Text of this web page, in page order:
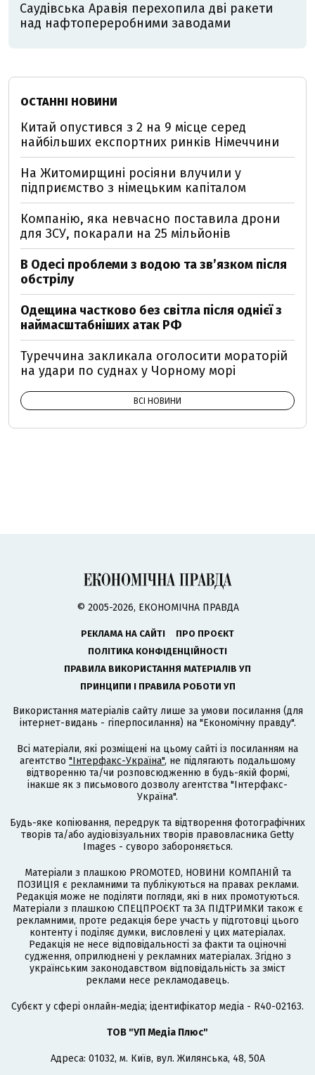
Саудівська Аравія перехопила дві ракети
над нафтопереробними заводами
ОСТАННІ НОВИНИ
Китай опустився з 2 на 9 місце серед
найбільших експортних ринків Німеччини
На Житомирщині росіяни влучили у
підприємство з німецьким капіталом
Компанію, яка невчасно поставила дрони
для ЗСУ, покарали на 25 мільйонів
В Одесі проблеми з водою та звʼязком після
обстрілу
Одещина частково без світла після однієї з
наймасштабніших атак РФ
Туреччина закликала оголосити мораторій
на удари по суднах у Чорному морі
ВСІ НОВИНИ
© 2005-2026, ЕКОНОМІЧНА ПРАВДА
РЕКЛАМА НА САЙТІ
ПРО ПРОЄКТ
ПОЛІТИКА КОНФІДЕНЦІЙНОСТІ
ПРАВИЛА ВИКОРИСТАННЯ МАТЕРІАЛІВ УП
ПРИНЦИПИ І ПРАВИЛА РОБОТИ УП
Використання матеріалів сайту лише за умови посилання (для
інтернет-видань - гіперпосилання) на "Економічну правду".
Всі матеріали, які розміщені на цьому сайті із посиланням на
агентство "Інтерфакс-Україна", не підлягають подальшому
відтворенню та/чи розповсюдженню в будь-якій формі,
інакше як з письмового дозволу агентства "Інтерфакс-
Україна".
Будь-яке копіювання, передрук та відтворення фотографічних
творів та/або аудіовізуальних творів правовласника Getty
Images - суворо забороняється.
Матеріали з плашкою PROMOTED, НОВИНИ КОМПАНІЙ та
ПОЗИЦІЯ є рекламними та публікуються на правах реклами.
Редакція може не поділяти погляди, які в них промотуються.
Матеріали з плашкою СПЕЦПРОЄКТ та ЗА ПІДТРИМКИ також є
рекламними, проте редакція бере участь у підготовці цього
контенту і поділяє думки, висловлені у цих матеріалах.
Редакція не несе відповідальності за факти та оціночні
судження, оприлюднені у рекламних матеріалах. Згідно з
українським законодавством відповідальність за зміст
реклами несе рекламодавець.
Cубєкт у сфері онлайн-медіа; ідентифікатор медіа - R40-02163.
ТОВ "УП Медіа Плюс"
Адреса: 01032, м. Київ, вул. Жилянська, 48, 50А